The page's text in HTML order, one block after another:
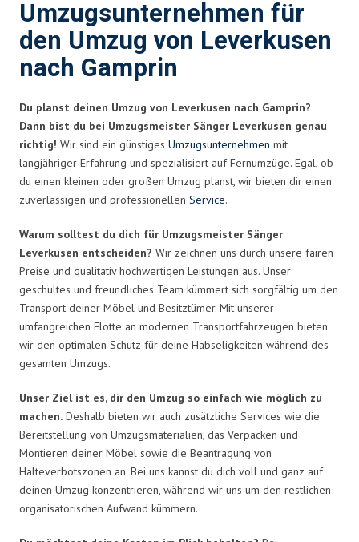
Umzugsunternehmen für
den Umzug von Leverkusen
nach Gamprin
Du planst deinen Umzug von Leverkusen nach Gamprin?
Dann bist du bei Umzugsmeister Sänger Leverkusen genau
richtig! Wir sind ein günstiges Umzugsunternehmen mit
langjähriger Erfahrung und spezialisiert auf Fernumzüge. Egal, ob
du einen kleinen oder großen Umzug planst, wir bieten dir einen
zuverlässigen und professionellen Service.
Warum solltest du dich für Umzugsmeister Sänger
Leverkusen entscheiden? Wir zeichnen uns durch unsere fairen
Preise und qualitativ hochwertigen Leistungen aus. Unser
geschultes und freundliches Team kümmert sich sorgfältig um den
Transport deiner Möbel und Besitztümer. Mit unserer
umfangreichen Flotte an modernen Transportfahrzeugen bieten
wir den optimalen Schutz für deine Habseligkeiten während des
gesamten Umzugs.
Unser Ziel ist es, dir den Umzug so einfach wie möglich zu
machen. Deshalb bieten wir auch zusätzliche Services wie die
Bereitstellung von Umzugsmaterialien, das Verpacken und
Montieren deiner Möbel sowie die Beantragung von
Halteverbotszonen an. Bei uns kannst du dich voll und ganz auf
deinen Umzug konzentrieren, während wir uns um den restlichen
organisatorischen Aufwand kümmern.